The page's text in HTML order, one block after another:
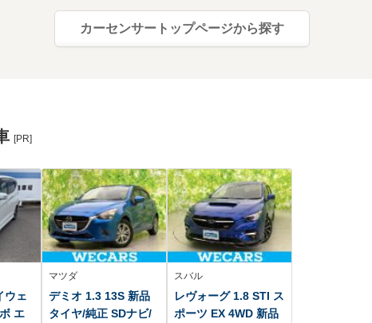
カーセンサートップページから探す
[PR]
ウェ
エ
マツダ
デミオ 1.3 13S 新品
タイヤ/純正 SDナビ/
スバル
レヴォーグ 1.8 STI ス
ポーツ EX 4WD 新品